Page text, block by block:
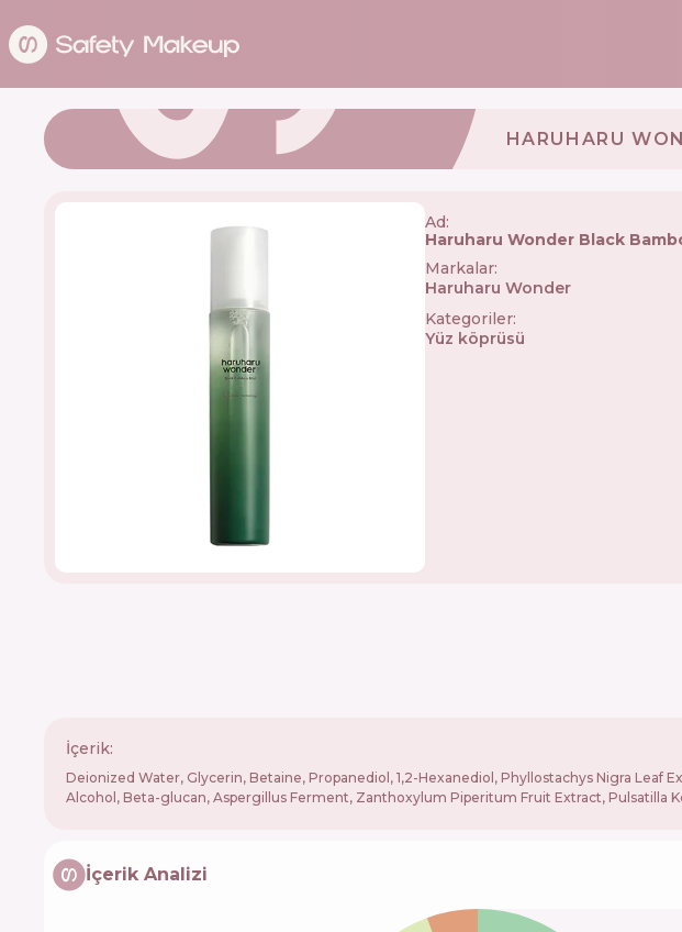
HARUHARU
Ad:
Haruharu Wonder Black
Markalar:
Haruharu Wonder
Kategoriler:
Yüz köprüsü
İçerik:
Deionized Water, Glycerin, Betaine, Propanediol, 1,2-Hexanediol, Phyllostachys Nigra Leaf
Alcohol, Beta-glucan, Aspergillus Ferment, Zanthoxylum Piperitum Fruit Extract, Pulsatilla
İçerik Analizi